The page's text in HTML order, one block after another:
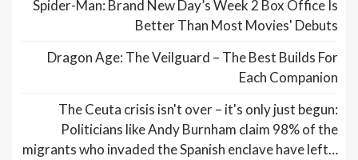
Spider-Man: Brand New Day’s Week 2 Box Office Is
Better Than Most Movies' Debuts
Dragon Age: The Veilguard – The Best Builds For
Each Companion
The Ceuta crisis isn't over – it's only just begun:
Politicians like Andy Burnham claim 98% of the
migrants who invaded the Spanish enclave have left…